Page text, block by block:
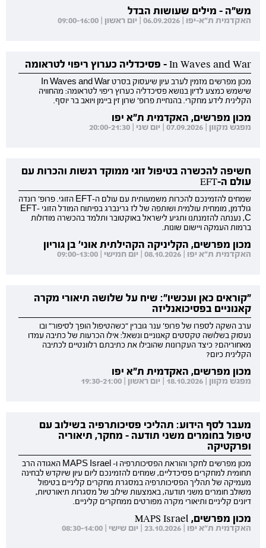
מש"ה - מילים שעושות הבדל
האקדמית ת"א-יפו | 06.09.2026 | יום ראשון | 09:00-16:00
In Waves and War - פסיכדליה כערוץ ריפוי לטראומה
מכון מפרשים מזמין לערב עיון שיעסוק בסרט In Waves and War
שישמש כמצע לדיון בנושא פסיכדליה כערוץ ריפוי לטראומה: מהחוויה
הקלינית לידע מחקרי. בהנחיית פרופ' שרון זין ביימן ויואב בר יוסף.
מכון מפרשים, האקדמית ת"א יפו
מפגש מקוון | 07.09.2026 | יום שני | 20:00-21:30
חשיפה להכשרה בטיפול זוגי ממוקד רגשות והכרות עם
עולם ה-EFT
שמחים להזמינכם להכרות משמעותית עם עולם ה-EFT הזוגי. פרופ' רונדה
גולדמן, מומחית עולמית ושותפה של לז גרינברג בפיתוח המודל הזוגי EFT-
C, נענתה להזמנתנו ותגיע לישראל באוקטובר ותלמד בהכשרה מודולות
ברמות העמקה ויישום שונות.
מכון מפרשים, הקליניקה הקהילתית אוני' בן גוריון
האקדמית ת"א יפו | 08.10.2026 | יום חמישי | 09:00-13:00
"קוראים כאן ועכשיו": שיח על שלושה תיאורי מקרה
קאנוניים בפסיכואנליזה
ערב השקה לספרו של פרופ' ענר גוברין "כשהטיפול הופך לסיפור" ובו
נעסוק בשלושה טקסטים קאנוניים ונשאל: אילו הכרעות של כתיבה עמדו
מאחוריהם? כיצד העקרונות שהובילו את כתיבתם רלוונטיים לכתיבה
הקלינית כיום?
מכון מפרשים, האקדמית ת"א יפו
מפגש מקוון | 18.10.2026 | יום ראשון | 19:30-21:00
מעבר לסף הידוע: תהליכי פסיכותרפיה בשילוב עם
טיפול בחומרים משני תודעה - מחקר, תיאוריה
ופרקטיקה
מכון מפרשים לחקר והוראת הפסיכותרפיה ו- MAPS Israel האגודה הרב
תחומית למחקרים פסיכדליים, שמחים להזמינכם ליום עיון שיוקדש לבחינה
מעמיקה של תהליך הפסיכותרפיה במסגרת מחקרים קליניים בטיפול
משולב חומרים משני תודעה, באמצעות שילוב של מסגרות תיאורטיות,
דיונים קליניים ותיאורי מקרה מפורטים ממחקרים קליניים.
מכון מפרשים, MAPS Israel
האקדמית ת"א יפו | 23.10.2026 | יום שישי | 08:30-14:00